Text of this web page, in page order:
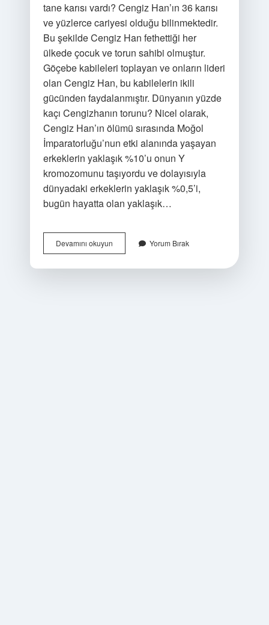
tane karısı vardı? Cengiz Han’ın 36 karısı
ve yüzlerce cariyesi olduğu bilinmektedir.
Bu şekilde Cengiz Han fethettiği her
ülkede çocuk ve torun sahibi olmuştur.
Göçebe kabileleri toplayan ve onların lideri
olan Cengiz Han, bu kabilelerin ikili
gücünden faydalanmıştır. Dünyanın yüzde
kaçı Cengizhanın torunu? Nicel olarak,
Cengiz Han’ın ölümü sırasında Moğol
İmparatorluğu’nun etki alanında yaşayan
erkeklerin yaklaşık %10’u onun Y
kromozomunu taşıyordu ve dolayısıyla
dünyadaki erkeklerin yaklaşık %0,5’i,
bugün hayatta olan yaklaşık…
Devamını okuyunCengiz
Hanın
Yorum Bırak